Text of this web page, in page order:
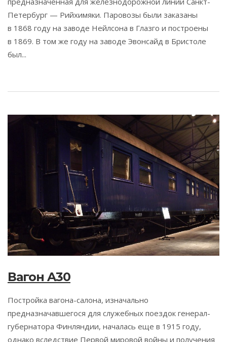
Петербург — Рийхимяки. Паровозы были заказаны
в 1868 году на заводе Нейлсона в Глазго и построены
в 1869. В том же году на заводе Эвонсайд в Бристоле
был...
Вагон A30
Постройка вагона-салона, изначально
предназначавшегося для служебных поездок генерал-
губернатора Финляндии, началась еще в 1915 году,
однако вследствие Первой мировой войны и получения